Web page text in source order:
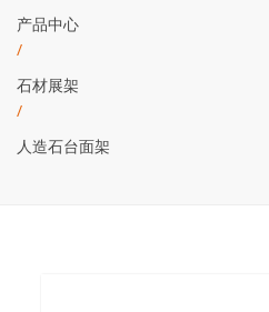
产品中心
/
石材展架
/
人造石台面架